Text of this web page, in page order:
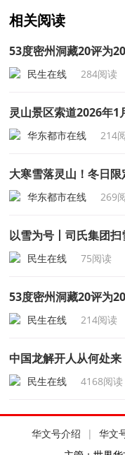
相关阅读
53度密州洞藏20评为
民生在线 284阅读
灵山景区索道2026年1
华东都市在线 214
大寒雪落灵山！冬日
华东都市在线 269
以雪为号丨司氏集团
民生在线 75阅读
53度密州洞藏20评为
民生在线 214阅读
中国龙解开人从何处
民生在线 4168阅读
华文号介绍 | 华文